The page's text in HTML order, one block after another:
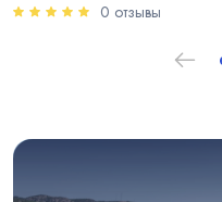
0 отзывы